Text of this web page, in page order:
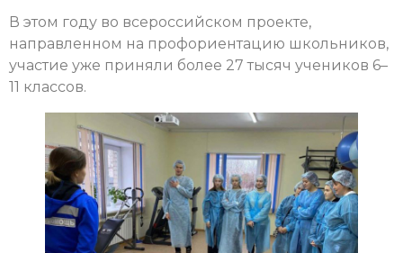
В этом году во всероссийском проекте,
направленном на профориентацию школьников,
участие уже приняли более 27 тысяч учеников 6–
11 классов.